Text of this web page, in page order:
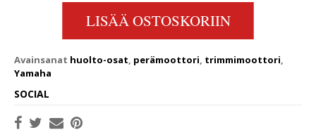
LISÄÄ OSTOSKORIIN
Avainsanat huolto-osat, perämoottori, trimmimoottori,
Yamaha
SOCIAL